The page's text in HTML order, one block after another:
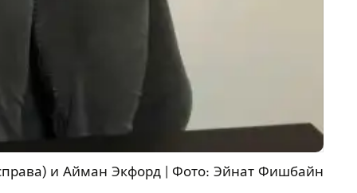
и Айман Экфорд | Фото: Эйнат Фишбайн